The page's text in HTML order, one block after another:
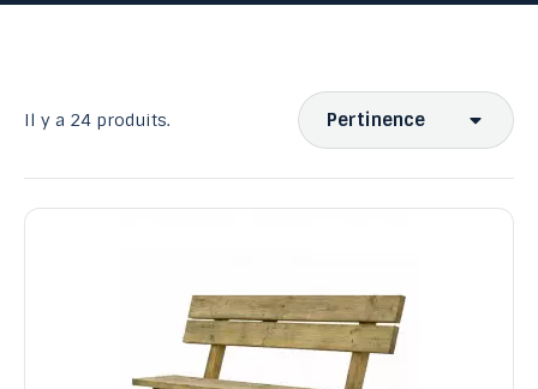
Il y a 24 produits. Pertinence
Pertinence
Nom, Z à A
Prix, croissant
Prix, décroissant